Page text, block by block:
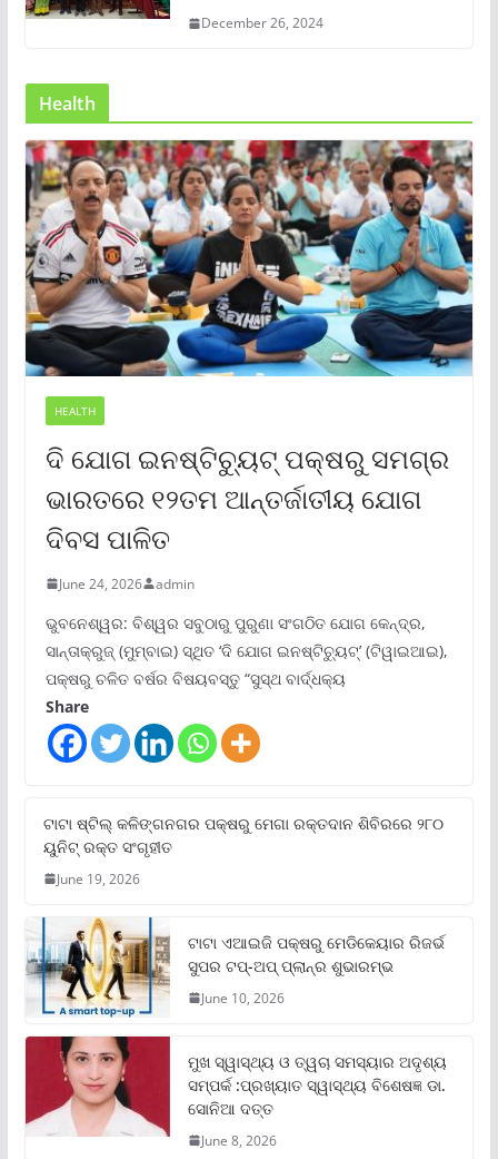
December 26, 2024
Health
HEALTH
ଦି ଯୋଗ ଇନଷ୍ଟିଚ୍ୟୁଟ୍ ପକ୍ଷରୁ ସମଗ୍ର
ଭାରତରେ ୧୨ତମ ଆନ୍ତର୍ଜାତୀୟ ଯୋଗ
ଦିବସ ପାଳିତ
June 24, 2026 admin
ଭୁବନେଶ୍ୱର: ବିଶ୍ୱର ସବୁଠାରୁ ପୁରୁଣା ସଂଗଠିତ ଯୋଗ କେନ୍ଦ୍ର,
ସାନ୍ତାକ୍ରୁଜ୍ (ମୁମ୍ବାଇ) ସ୍ଥିତ ‘ଦି ଯୋଗ ଇନଷ୍ଟିଚ୍ୟୁଟ୍‌’ (ଟିୱାଇଆଇ),
ପକ୍ଷରୁ ଚଳିତ ବର୍ଷର ବିଷୟବସ୍ତୁ “ସୁସ୍ଥ ବାର୍ଦ୍ଧକ୍ୟ
Share
ଟାଟା ଷ୍ଟିଲ୍‌ କଳିଙ୍ଗନଗର ପକ୍ଷରୁ ମେଗା ରକ୍ତଦାନ ଶିବିରରେ ୨୮୦
ୟୁନିଟ୍‌ ରକ୍ତ ସଂଗୃହୀତ
June 19, 2026
ଟାଟା ଏଆଇଜି ପକ୍ଷରୁ ମେଡିକେୟାର ରିଜର୍ଭ
ସୁପର ଟପ୍‌-ଅପ୍ ପ୍ଲାନ୍‌ର ଶୁଭାରମ୍ଭ
June 10, 2026
ମୁଖ ସ୍ୱାସ୍ଥ୍ୟ ଓ ତ୍ୱଚା ସମସ୍ୟାର ଅଦୃଶ୍ୟ
ସମ୍ପର୍କ :ପ୍ରଖ୍ୟାତ ସ୍ୱାସ୍ଥ୍ୟ ବିଶେଷଜ୍ଞ ଡା.
ସୋନିଆ ଦତ୍ତ
June 8, 2026